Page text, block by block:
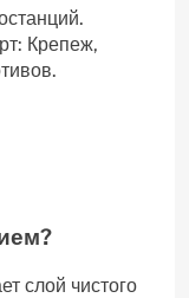
Крепеж,
слой чистого